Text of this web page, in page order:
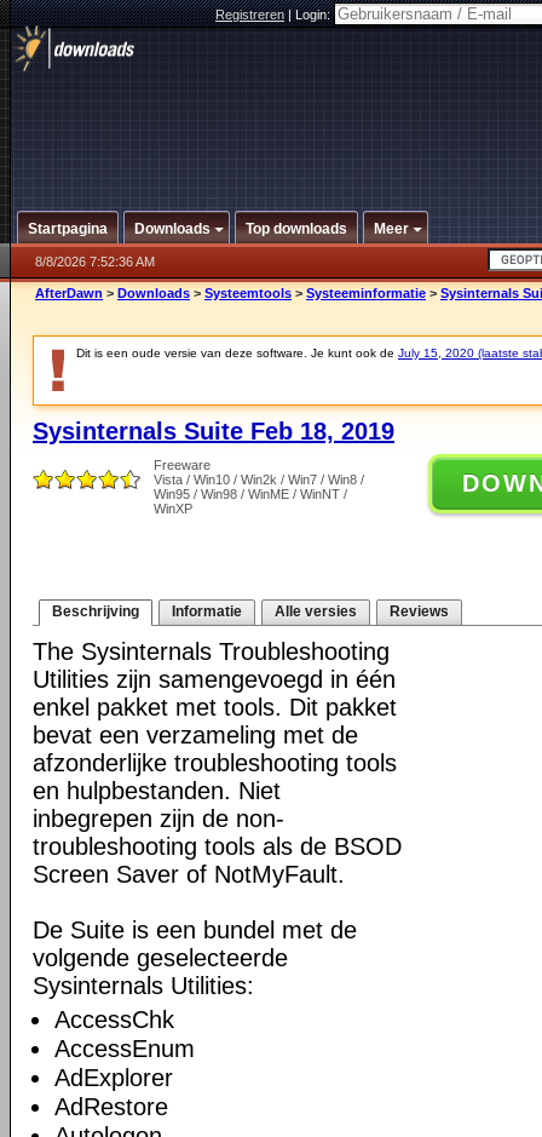
Registreren|Login:
Startpagina Downloads Top downloads Meer
8/8/2026 7:52:36 AM
AfterDawn > Downloads > Systeemtools > Systeeminformatie > Sysinternals
Dit is een oude versie van deze software. Je kunt ook de July 15, 2020 (laatste
Sysinternals Suite Feb 18, 2019
Freeware
Vista / Win10 / Win2k / Win7 / Win8 /
Win95 / Win98 / WinME / WinNT /
WinXP
Beschrijving Informatie Alle versies Reviews
The Sysinternals Troubleshooting
Utilities zijn samengevoegd in één
enkel pakket met tools. Dit pakket
bevat een verzameling met de
afzonderlijke troubleshooting tools
en hulpbestanden. Niet
inbegrepen zijn de non-
troubleshooting tools als de BSOD
Screen Saver of NotMyFault.
De Suite is een bundel met de
volgende geselecteerde
Sysinternals Utilities:
AccessChk
AccessEnum
AdExplorer
AdRestore